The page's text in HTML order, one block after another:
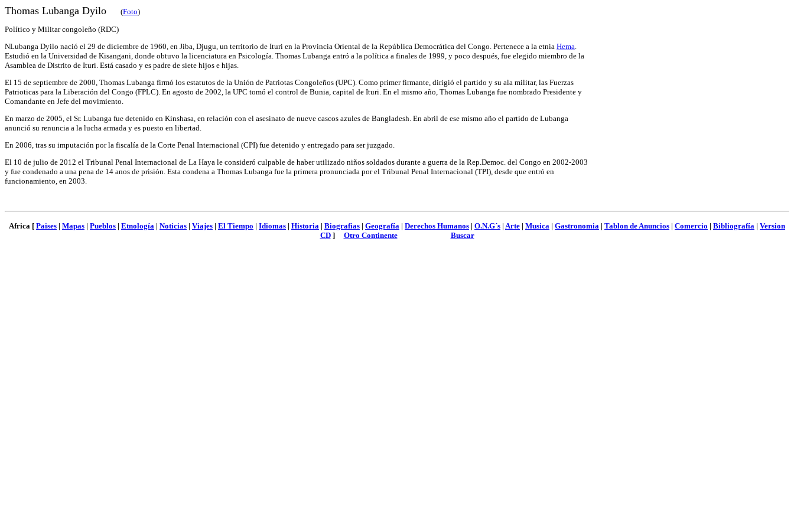
Thomas Lubanga Dyilo (Foto)
Político y Militar congoleño (RDC)
NLubanga Dyilo nació el 29 de diciembre de 1960, en Jiba, Djugu, un territorio de Ituri en la Provincia Oriental de la República Democrática del Congo. Pertenece a la etnia Hema.
Estudió en la Universidad de Kisangani, donde obtuvo la licenciatura en Psicología. Thomas Lubanga entró a la política a finales de 1999, y poco después, fue elegido miembro de la
Asamblea de Distrito de Ituri. Está casado y es padre de siete hijos e hijas.
El 15 de septiembre de 2000, Thomas Lubanga firmó los estatutos de la Unión de Patriotas Congoleños (UPC). Como primer firmante, dirigió el partido y su ala militar, las Fuerzas
Patrioticas para la Liberación del Congo (FPLC). En agosto de 2002, la UPC tomó el control de Bunia, capital de Ituri. En el mismo año, Thomas Lubanga fue nombrado Presidente y
Comandante en Jefe del movimiento.
En marzo de 2005, el Sr. Lubanga fue detenido en Kinshasa, en relación con el asesinato de nueve cascos azules de Bangladesh. En abril de ese mismo año el partido de Lubanga
anunció su renuncia a la lucha armada y es puesto en libertad.
En 2006, tras su imputación por la fiscalía de la Corte Penal Internacional (CPI) fue detenido y entregado para ser juzgado.
El 10 de julio de 2012 el Tribunal Penal Internacional de La Haya le consideró culpable de haber utilizado niños soldados durante a guerra de la Rep.Democ. del Congo en 2002-2003
y fue condenado a una pena de 14 anos de prisión. Esta condena a Thomas Lubanga fue la primera pronunciada por el Tribunal Penal Internacional (TPI), desde que entró en
funcionamiento, en 2003.
Africa [ Paises | Mapas | Pueblos | Etnología | Noticias | Viajes | El Tiempo | Idiomas | Historia | Biografias | Geografía | Derechos Humanos | O.N.G´s | Arte | Musica | Gastronomia | Tablon de Anuncios | Comercio | Bibliografía | Version
CD] Otro Continente Buscar